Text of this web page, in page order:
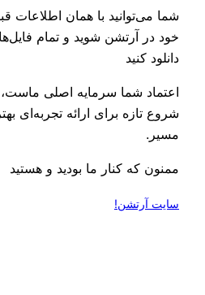
شما می‌توانید با همان اطلاعات
خود در آرتشن شوید و تمام
دانلود کنید
اعتماد شما سرمایه اصلی
شروع تازه برای ارائه تجربه‌ای
مسیر.
ممنون که کنار ما بودید و هستید
سایت آرتشن!